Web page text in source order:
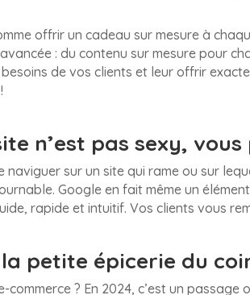
offrir un cadeau sur mesure à
: du contenu sur mesure pour
de vos clients et leur offrir
n’est pas sexy,
naviguer sur un site qui rame ou sur
Google en fait même un
rapide et intuitif. Vos clients vous
petite épicerie du
commerce ? En 2024, c’est un